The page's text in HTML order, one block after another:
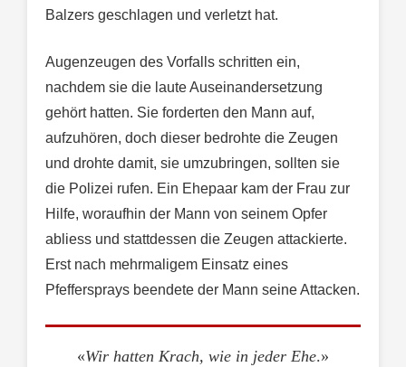
Balzers geschlagen und verletzt hat.
Augenzeugen des Vorfalls schritten ein,
nachdem sie die laute Auseinandersetzung
gehört hatten. Sie forderten den Mann auf,
aufzuhören, doch dieser bedrohte die Zeugen
und drohte damit, sie umzubringen, sollten sie
die Polizei rufen. Ein Ehepaar kam der Frau zur
Hilfe, woraufhin der Mann von seinem Opfer
abliess und stattdessen die Zeugen attackierte.
Erst nach mehrmaligem Einsatz eines
Pfeffersprays beendete der Mann seine Attacken.
«Wir hatten Krach, wie in jeder Ehe.»